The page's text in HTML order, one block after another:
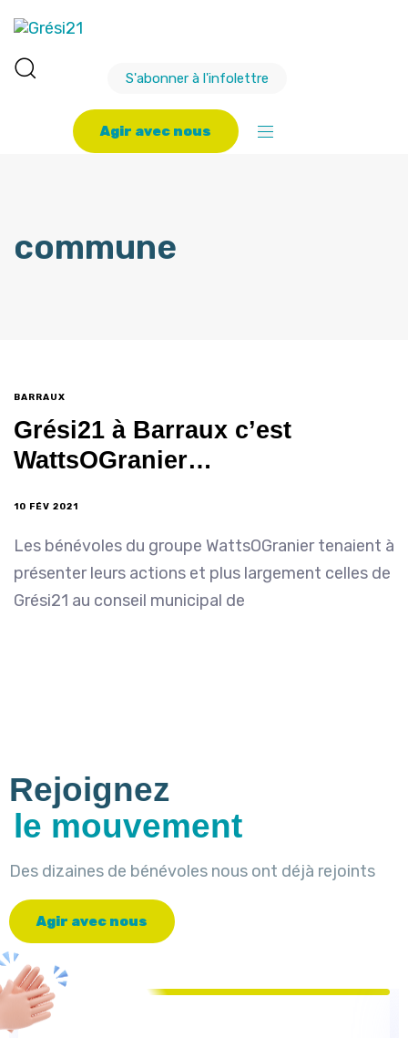
S'abonner à l'infolettre
Agir avec nous
commune
BARRAUX
Grési21 à Barraux c’est
WattsOGranier…
10 FÉV 2021
Les bénévoles du groupe WattsOGranier tenaient à
présenter leurs actions et plus largement celles de
Grési21 au conseil municipal de
Rejoignez
le mouvement
Des dizaines de bénévoles nous ont déjà rejoints
Agir avec nous